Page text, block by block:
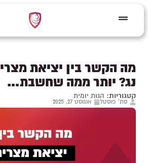
מה הקשר בין יציאת
נג? יותר ממה שחשבת…
קטגוריות: הגות יומית
סת' פוסטל אוגוסט 27, 2025